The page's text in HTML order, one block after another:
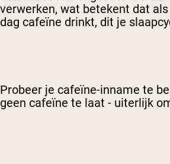
verwerken, wat betekent dat
dag cafeïne drinkt, dit je
Probeer je cafeïne-inname te
geen cafeïne te laat - uiterlijk